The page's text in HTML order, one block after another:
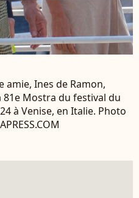
amie, Ines de Ramon,
Mostra du festival du
à Venise, en Italie. Photo